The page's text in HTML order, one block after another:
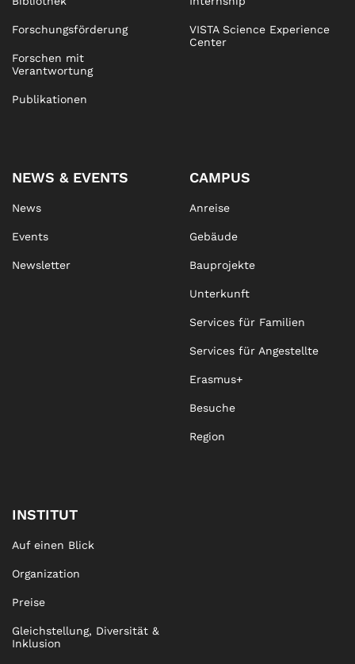
Forschungsförderung
Forschen mit
Verantwortung
Publikationen
VISTA Science Experience
Center
NEWS & EVENTS
News
Events
Newsletter
CAMPUS
Anreise
Gebäude
Bauprojekte
Unterkunft
Services für Familien
Services für Angestellte
Erasmus+
Besuche
Region
INSTITUT
Auf einen Blick
Organization
Preise
Gleichstellung, Diversität &
Inklusion